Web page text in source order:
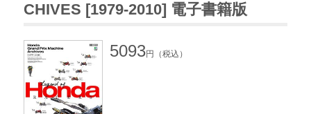
CHIVES [1979-2010] 電子書籍版
5093円（税込）